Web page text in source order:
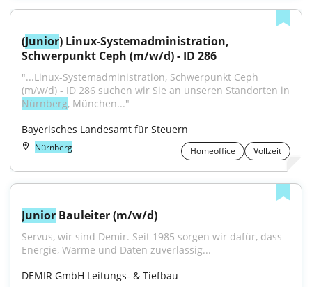
(Junior) Linux-Systemadministration,
Schwerpunkt Ceph (m/w/d) - ID 286
"...Linux-Systemadministration, Schwerpunkt Ceph
Nürnberg, München..."
Bayerisches Landesamt für Steuern
Nürnberg Homeoffice Vollzeit
Junior Bauleiter (m/w/d)
Servus, wir sind Demir. Seit 1985 sorgen wir dafür, dass
Energie, Wärme und Daten zuverlässig...
DEMIR GmbH Leitungs- & Tiefbau